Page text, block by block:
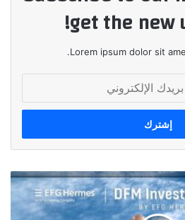
get the new
Lorem ipsum dolor sit